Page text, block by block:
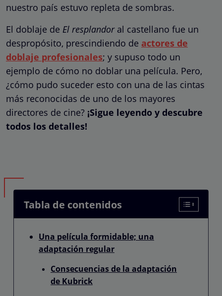
nuestro país estuvo repleta de sombras.
El doblaje de El resplandoral castellano fue un
despropósito, prescindiendo de actores de
doblaje profesionales; y supuso todo un
ejemplo de cómo no doblar una película. Pero,
¿cómo pudo suceder esto con una de las cintas
más reconocidas de uno de los mayores
directores de cine? ¡Sigue leyendo y descubre
todos los detalles!
Tabla de contenidos
Una película formidable; una
adaptación regular
Consecuencias de la adaptación
de Kubrick